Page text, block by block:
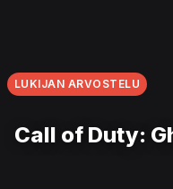
LUKIJAN ARVOSTELU
Call of Duty: